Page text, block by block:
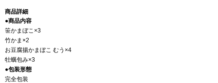
商品詳細
●商品内容
笹かまぼこ×3
竹かま×2
お豆腐揚かまぼこ むう×4
牡蠣包み×3
●包装形態
完全包装